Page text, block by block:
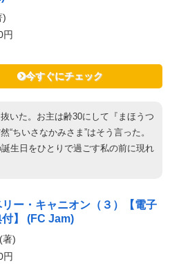
)
円
今すぐにチェック
いた。お主は齢30にして『まほうつ
“ちいさなかみさま”はそう言った。
生日をひとりで過ごす私の前に現れ
リー・キャニオン（３）【電子
付】 (FC Jam)
著)
円